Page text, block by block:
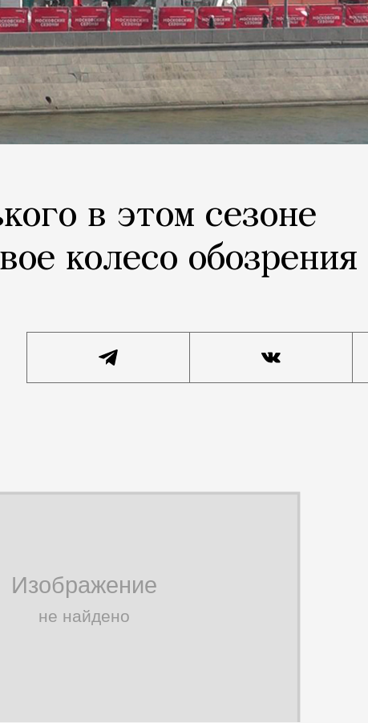
в этом сезоне
колесо обозрения